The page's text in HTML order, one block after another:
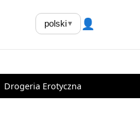
polski▾ 👤
Drogeria Erotyczna